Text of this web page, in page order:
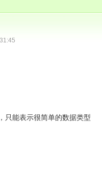
只能表示很简单的数据类型